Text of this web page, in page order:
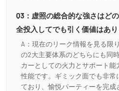
Q3：虚照の総合的な強さはど
全投入してでも引く価値はあり
A：現在のリーク情報を見る限
の2大主要体系のどちらにも同
カーとしての火力とサポート
性能です。ギミック面でも非常
ており、愉悦パーティーを完成